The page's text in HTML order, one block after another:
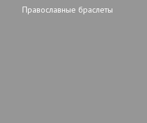
Православные браслеты